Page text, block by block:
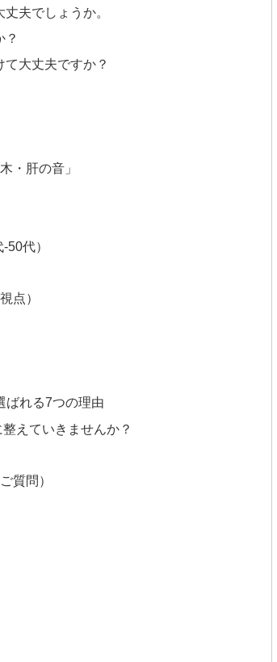
夫でしょうか。
？
大丈夫ですか？
・肝の音」
代）
点）
れる7つの理由
えていきませんか？
質問）